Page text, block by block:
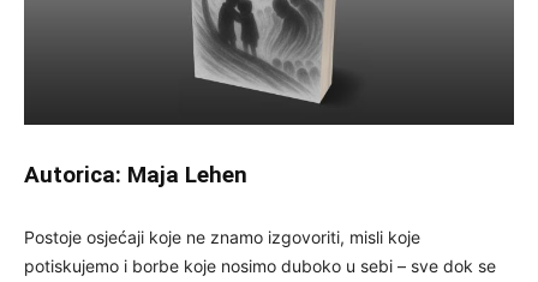
Autorica: Maja Lehen
Postoje osjećaji koje ne znamo izgovoriti, misli koje
potiskujemo i borbe koje nosimo duboko u sebi – sve dok se